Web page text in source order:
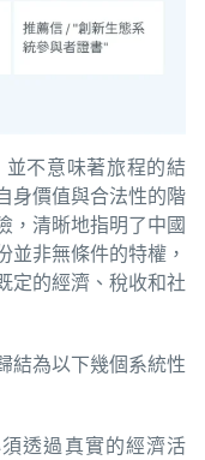
不意味著旅程的結
價值與合法性的階
，清晰地指明了中國
並非無條件的特權，
定的經濟、稅收和社
結為以下幾個系統性
透過真實的經濟活